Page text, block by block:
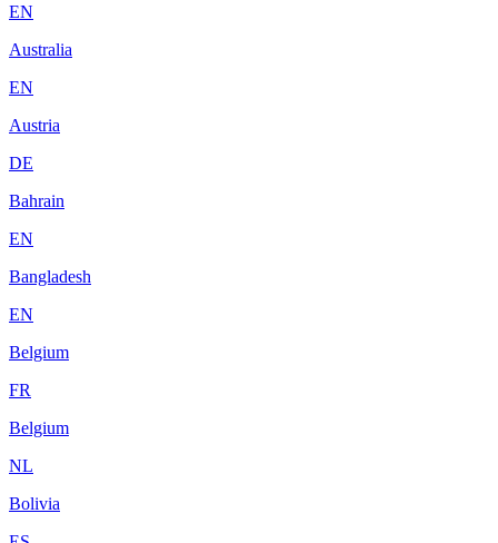
EN
Australia
EN
Austria
DE
Bahrain
EN
Bangladesh
EN
Belgium
FR
Belgium
NL
Bolivia